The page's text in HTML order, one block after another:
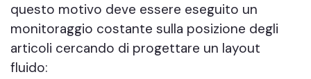
questo motivo deve essere eseguito un
monitoraggio costante sulla posizione degli
articoli cercando di progettare un layout
fluido: